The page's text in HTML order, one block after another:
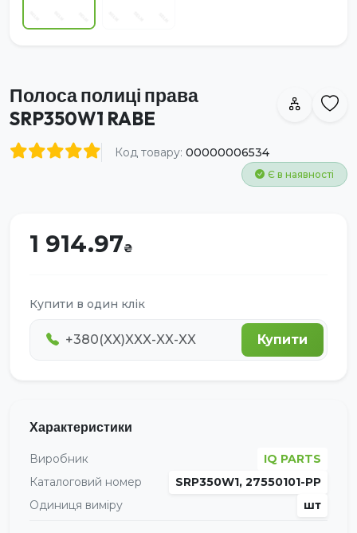
Полоса полиці права
SRP350W1 RABE
Код товару: 00000006534
Є в наявності
1 914.97
Купити в один клік
Купити
Характеристики
Виробник
IQ PARTS
Каталоговий номер
SRP350W1, 27550101-PP
Одиниця виміру
шт